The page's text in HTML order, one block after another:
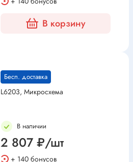
В корзину
Бесп. доставка
L6203, Микросхема
В наличии
2 807 ₽/шт
+ 140 бонусов